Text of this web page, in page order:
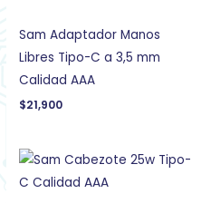
Sam Adaptador Manos
Libres Tipo-C a 3,5 mm
Calidad AAA
$21,900